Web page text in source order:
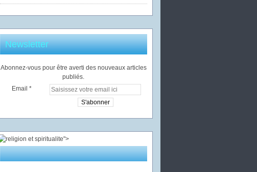
Newsletter
Abonnez-vous pour être averti des nouveaux articles
publiés.
Email
">